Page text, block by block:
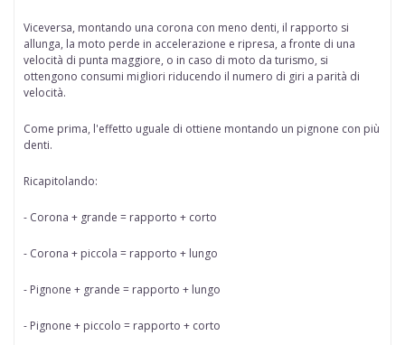
Viceversa, montando una corona con meno denti, il rapporto si
allunga, la moto perde in accelerazione e ripresa, a fronte di una
velocità di punta maggiore, o in caso di moto da turismo, si
ottengono consumi migliori riducendo il numero di giri a parità di
velocità.
Come prima, l'effetto uguale di ottiene montando un pignone con più
denti.
Ricapitolando:
- Corona + grande = rapporto + corto
- Corona + piccola = rapporto + lungo
- Pignone + grande = rapporto + lungo
- Pignone + piccolo = rapporto + corto